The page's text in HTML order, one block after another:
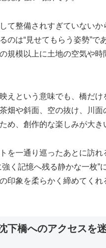
て整備されすぎていないか
のは“見せてもらう姿勢”で
規模以上に土地の空気や時
えという意味でも、橋だ
畑や斜面、空の抜け、川面
め、創作的な楽しみが大き
を一通り巡ったあとに訪れ
強く記憶へ残る静かな一枚”
印象を柔らかく締めてくれ
下橋へのアクセスを